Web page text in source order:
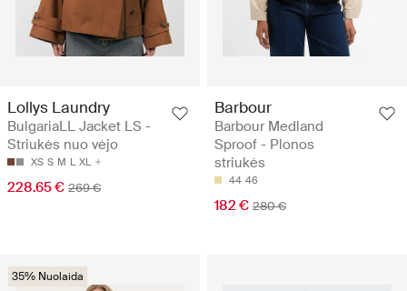
Lollys Laundry
BulgariaLL Jacket LS -
Striukės nuo vėjo
XS S M L XL
228.65 € 269 €
Barbour
Barbour Medland
Sproof - Plonos
striukės
44 46
182 € 280 €
35% Nuolaida